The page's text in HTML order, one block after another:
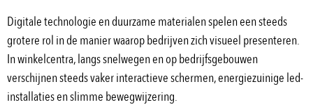
Digitale technologie en duurzame materialen spelen een steeds
grotere rol in de manier waarop bedrijven zich visueel presenteren.
In winkelcentra, langs snelwegen en op bedrijfsgebouwen
verschijnen steeds vaker interactieve schermen, energiezuinige led-
installaties en slimme bewegwijzering.